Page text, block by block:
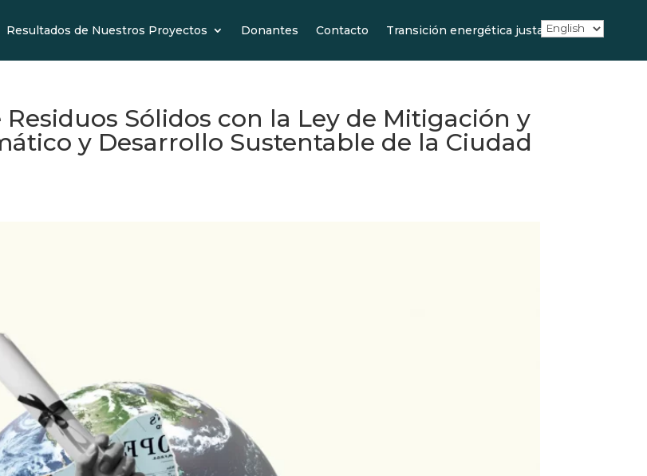
Resultados de Nuestros Proyectos Donantes Contacto Transición energética justa
Sólidos con la Ley de Mitigación y
y Desarrollo Sustentable de la Ciudad